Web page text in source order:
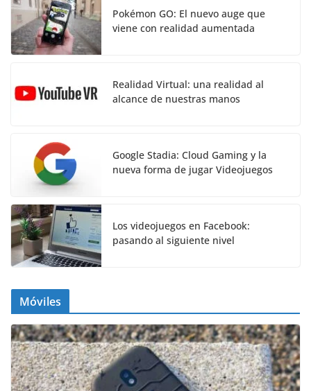
Pokémon GO: El nuevo auge que
viene con realidad aumentada
Realidad Virtual: una realidad al
alcance de nuestras manos
Google Stadia: Cloud Gaming y la
nueva forma de jugar Videojuegos
Los videojuegos en Facebook:
pasando al siguiente nivel
Móviles